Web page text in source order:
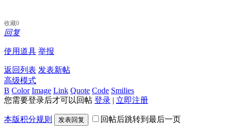
收藏0
回复
使用道具 举报
返回列表 发表新帖
高级模式
B Color Image Link Quote Code Smilies
您需要登录后才可以回帖 登录 | 立即注册
本版积分规则 发表回复 回帖后跳转到最后一页